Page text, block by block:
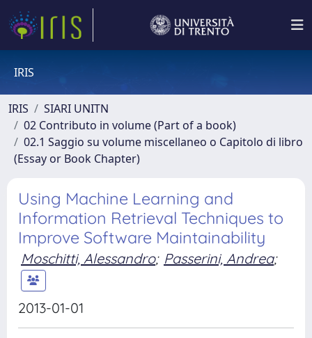
IRIS
IRIS
SIARI UNITN
02 Contributo in volume (Part of a book)
02.1 Saggio su volume miscellaneo o Capitolo di libro
(Essay or Book Chapter)
Using Machine Learning and
Information Retrieval Techniques to
Improve Software Maintainability
Moschitti, Alessandro; Passerini, Andrea;
2013-01-01